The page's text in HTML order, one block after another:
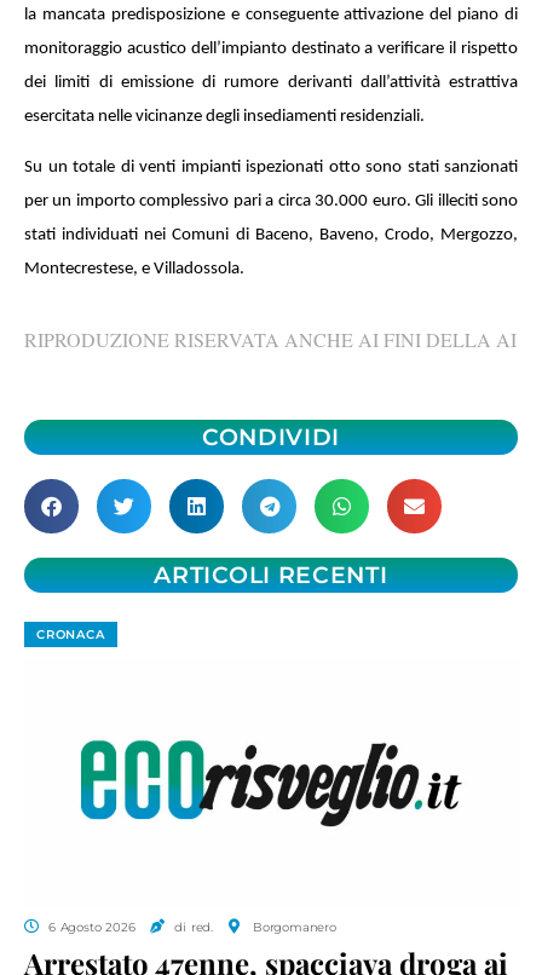
la mancata predisposizione e conseguente attivazione del piano di
monitoraggio acustico dell’impianto destinato a verificare il rispetto
dei limiti di emissione di rumore derivanti dall’attività estrattiva
esercitata nelle vicinanze degli insediamenti residenziali.
Su un totale di venti impianti ispezionati otto sono stati sanzionati
per un importo complessivo pari a circa 30.000 euro. Gli illeciti sono
stati individuati nei Comuni di Baceno, Baveno, Crodo, Mergozzo,
Montecrestese, e Villadossola.
RIPRODUZIONE RISERVATA ANCHE AI FINI DELLA AI
CONDIVIDI
ARTICOLI RECENTI
CRONACA
6 Agosto 2026 di red. Borgomanero
Arrestato 47enne, spacciava droga ai